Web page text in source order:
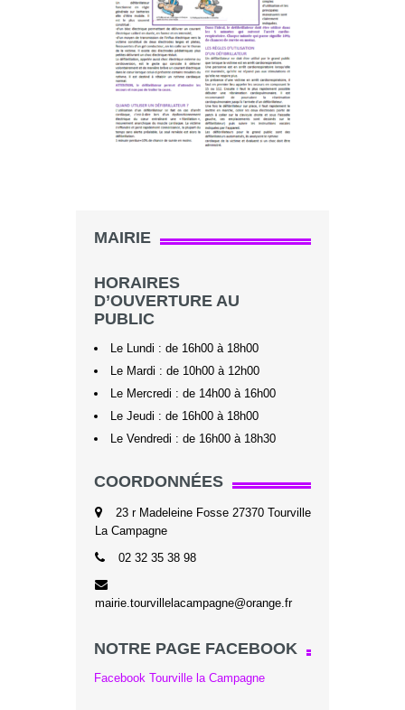
MAIRIE
HORAIRES
D’OUVERTURE AU
PUBLIC
Le Lundi : de 16h00 à 18h00
Le Mardi : de 10h00 à 12h00
Le Mercredi : de 14h00 à 16h00
Le Jeudi : de 16h00 à 18h00
Le Vendredi : de 16h00 à 18h30
COORDONNÉES
23 r Madeleine Fosse 27370 Tourville
La Campagne
02 32 35 38 98
mairie.tourvillelacampagne@orange.fr
NOTRE PAGE FACEBOOK
Facebook Tourville la Campagne